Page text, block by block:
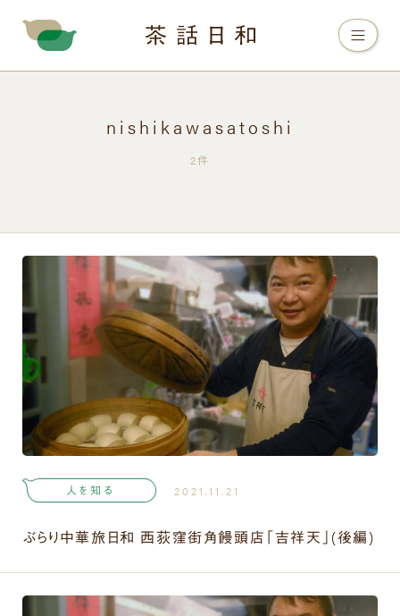
nishikawasatoshi
2件
ぶらり中華旅日和 西荻窪街角饅頭店「吉祥天」(後編)
2021.11.21
人を知る